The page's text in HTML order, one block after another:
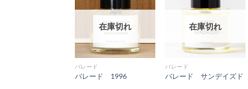
在庫切れ
バレード
バレード 1996
在庫切れ
バレード
バレード サンデイズド